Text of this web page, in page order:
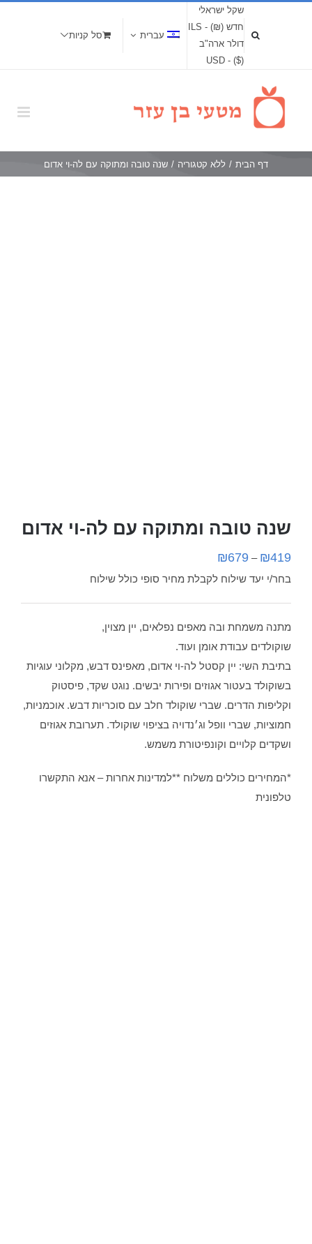
שקל ישראלי
חדש (₪) - ILS
דולר ארה"ב
($) - USD
עברית סל קניות
דף הבית / ללא קטגוריה / שנה טובה ומתוקה עם לה-וי אדום
שנה טובה ומתוקה עם לה-וי אדום
₪419
–
₪679
בחר/י יעד שילוח לקבלת מחיר סופי כולל שילוח
מתנה משמחת ובה מאפים נפלאים, יין מצוין,
שוקולדים עבודת אומן ועוד.
בתיבת השי: יין קסטל לה-וי אדום, מאפינס דבש, מקלוני עוגיות
בשוקולד בעטור אגוזים ופירות יבשים. נוגט שקד, פיסטוק
וקליפות הדרים. שברי שוקולד חלב עם סוכריות דבש. אוכמניות,
חמוציות, שברי וופל וג׳נדויה בציפוי שוקולד. תערובת אגוזים
ושקדים קלויים וקונפיטורת משמש.
*המחירים כוללים משלוח **למדינות אחרות – אנא התקשרו
טלפונית